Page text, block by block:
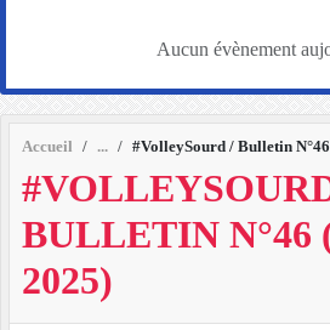
Accueil #VolleySourd / Bulletin
BULLETIN N°46
2025)
Aucun évènement